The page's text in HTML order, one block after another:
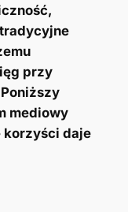
przy
mediowy
korzyści daje